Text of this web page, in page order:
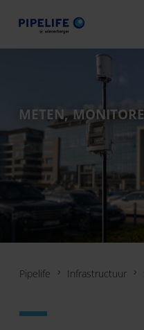
METEN,
Pipelife Infrastructuur